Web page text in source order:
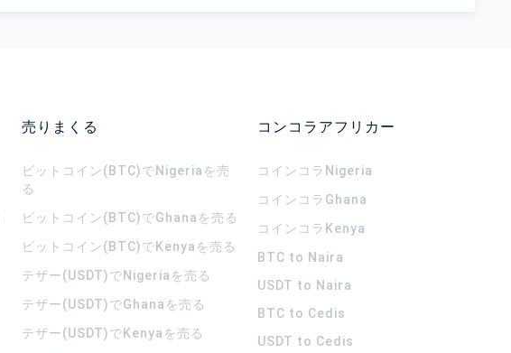
売りまくる
ビットコイン(BTC)でNigeriaを売
る
ビットコイン(BTC)でGhanaを売る
ビットコイン(BTC)でKenyaを売る
テザー(USDT)でNigeriaを売る
テザー(USDT)でGhanaを売る
テザー(USDT)でKenyaを売る
コンコラアフリカー
コインコラ Nigeria
コインコラ Ghana
コインコラ Kenya
BTC to Naira
USDT to Naira
BTC to Cedis
USDT to Cedis